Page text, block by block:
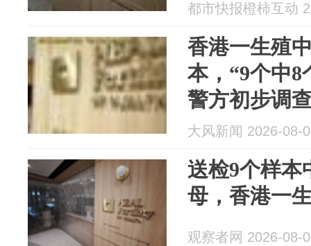
都市快报橙柿互动
香港一生殖
本，“9个中8
警方初步调
籍员工，抽
大风新闻 2026-08-
送检9个样本
母，香港一
观察者网 2026-08-